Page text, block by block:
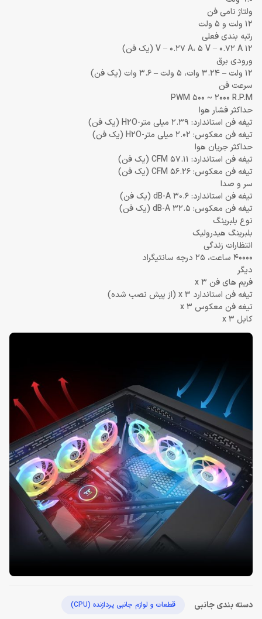
ولتاژ نامی فن
12 ولت و 5 ولت
رتبه بندی فعلی
12 V – 0.27 A، 5 V – 0.72 A (یک فن)
ورودی برق
12 ولت – 3.24 وات، 5 ولت – 3.6 وات (یک فن)
سرعت فن
PWM 500 ~ 2000 R.P.M
حداکثر فشار هوا
تیغه فن استاندارد: 2.39 میلی متر-H2O (یک فن)
تیغه فن معکوس: 2.02 میلی متر-H2O (یک فن)
حداکثر جریان هوا
تیغه فن استاندارد: 57.11 CFM (یک فن)
تیغه فن معکوس: 56.26 CFM (یک فن)
سر و صدا
تیغه فن استاندارد: 30.6 dB-A (یک فن)
تیغه فن معکوس: 32.5 dB-A (یک فن)
نوع بلبرینگ
بلبرینگ هیدرولیک
انتظارات زندگی
40000 ساعت، 25 درجه سانتیگراد
دیگر
فریم های فن x 3
تیغه فن استاندارد x 3 (از پیش نصب شده)
تیغه فن معکوس x 3
کابل x 3
دسته بندی جانبی قطعات و لوازم جانبی پردازنده (CPU)